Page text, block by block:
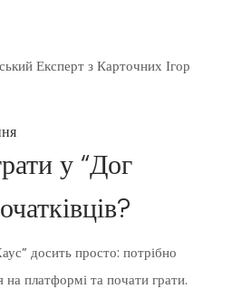
Експерт з Карточних Ігор
у “Дог
досить просто: потрібно
на платформі та почати грати.